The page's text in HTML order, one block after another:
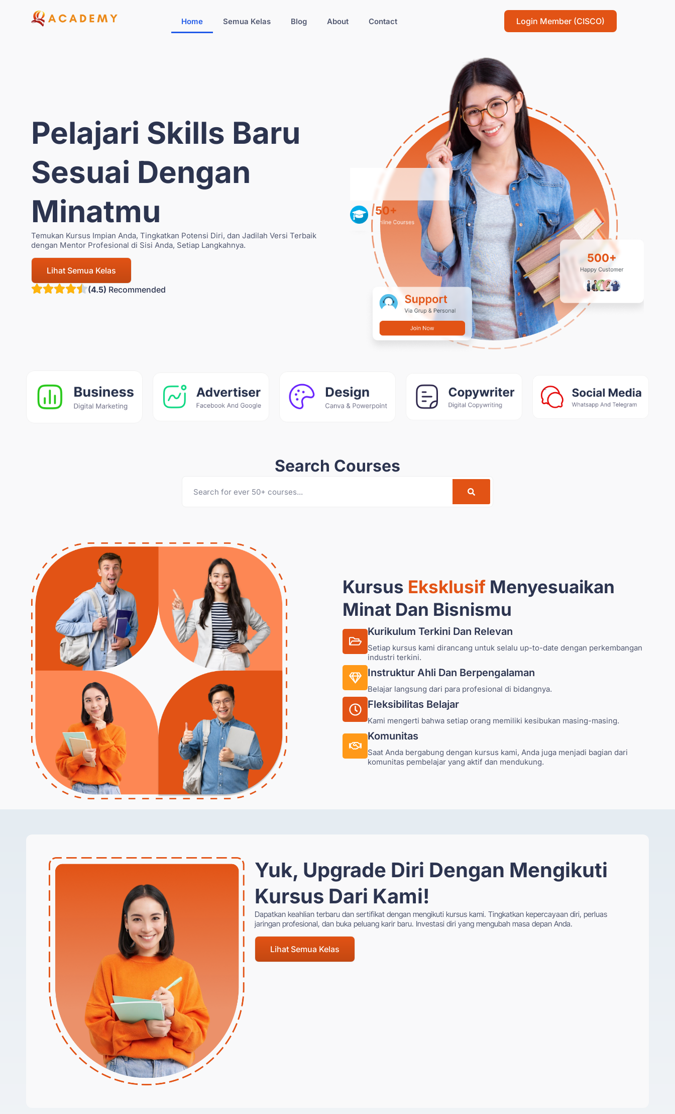
Home Semua Kelas Blog About Contact Login Member (CISCO)
Pelajari Skills Baru
Sesuai Dengan
Minatmu
Temukan Kursus Impian Anda, Tingkatkan Potensi Diri, dan Jadilah Versi Terbaik
dengan Mentor Profesional di Sisi Anda, Setiap Langkahnya.
Lihat Semua Kelas
(4.5) Recommended
Search Courses
Kursus Eksklusif Menyesuaikan
Minat Dan Bisnismu
Kurikulum Terkini Dan Relevan
Setiap kursus kami dirancang untuk selalu up-to-date dengan perkembangan
industri terkini.
Instruktur Ahli Dan Berpengalaman
Belajar langsung dari para profesional di bidangnya.
Fleksibilitas Belajar
Kami mengerti bahwa setiap orang memiliki kesibukan masing-masing.
Komunitas
Saat Anda bergabung dengan kursus kami, Anda juga menjadi bagian dari
komunitas pembelajar yang aktif dan mendukung.
Yuk, Upgrade Diri Dengan Mengikuti
Kursus Dari Kami!
Dapatkan keahlian terbaru dan sertifikat dengan mengikuti kursus kami. Tingkatkan kepercayaan diri, perluas
jaringan profesional, dan buka peluang karir baru. Investasi diri yang mengubah masa depan Anda.
Lihat Semua Kelas